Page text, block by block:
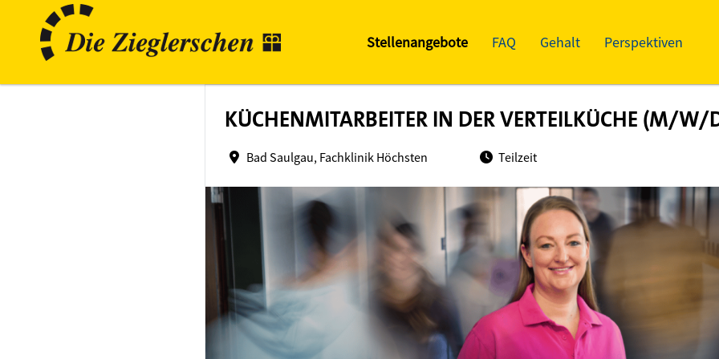
Stellenangebote FAQ Gehalt Perspektiven
KÜCHENMITARBEITER IN DER VERTEILKÜCHE (M/W/
Bad Saulgau, Fachklinik Höchsten Teilzeit